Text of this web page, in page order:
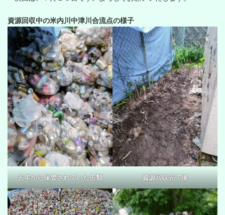
資源回収中の米内川中津川合流点の様子
去年から保管されていた缶類 資源回収完了後